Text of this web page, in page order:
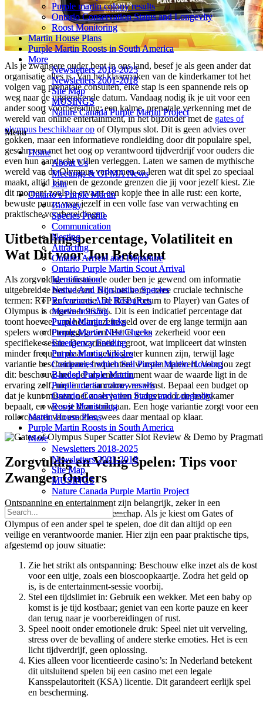
Purple martin colony results
Ontario Conservation Status and Longevity
Roost Monitoring
Martin House Plans
Purple Martin Roosts in South America
More
Newsletters 2018-2025
Newsletters 2001-2018
Site Map
MUSINGS
Nature Canada Purple Martin Project
Menu
Home
About Us
Meetings & OPMA News
Join
Ontario’s Purple Martin
Biology
Species Profile
Communication
Nesting
Attracting
Ontario Arrival and Departure
Ontario Purple Martin Scout Arrival
Identification
Native And Non-native Species
References And Resources
Martin housing
Purple Martin Links
Purple Martin Nest Checks
Emergency Feeding
Purple Martin Articles
Companies which Sell Purple Martin Housing
Banded Purple Martin
Purple martin colony results
Ontario Conservation Status and Longevity
Roost Monitoring
Martin House Plans
Purple Martin Roosts in South America
More
Newsletters 2018-2025
Newsletters 2001-2018
Site Map
MUSINGS
Nature Canada Purple Martin Project
Purple martin colony results
Ontario Conservation Status and Longevity
Roost Monitoring
Martin House Plans
Purple Martin Roosts in South America
More
Newsletters 2018-2025
Newsletters 2001-2018
Site Map
MUSINGS
Nature Canada Purple Martin Project
Menu
Home
About Us
Meetings & OPMA News
Join
Ontario’s Purple Martin
Biology
Species Profile
Communication
Nesting
Attracting
Ontario Arrival and Departure
Ontario Purple Martin Scout Arrival
Identification
Native And Non-native Species
References And Resources
Martin housing
Purple Martin Links
Purple Martin Nest Checks
Emergency Feeding
Purple Martin Articles
Companies which Sell Purple Martin Housing
Banded Purple Martin
Purple martin colony results
Ontario Conservation Status and Longevity
Roost Monitoring
Martin House Plans
Purple Martin Roosts in South America
More
Newsletters 2018-2025
Newsletters 2001-2018
Site Map
MUSINGS
Nature Canada Purple Martin Project
Als je zwangere ouder bent in ons land, besef je als geen ander dat
organisatie alles is. Van het klaarmaken van de kinderkamer tot het
volgen van prenatale consulten, elke stap is een spannende reis op
weg naar de uitgerekende datum. Vandaag nodig ik je uit voor een
ander soort voorbereiding: een kalme, prenatale verkenning met de
wereld van online entertainment, in het bijzonder met de gates of
olympus beschikbaar op of Olympus slot. Dit is geen advies over
gokken, maar een informatieve rondleiding door dit populaire spel,
geschreven met het oog op verantwoord tijdverdrijf voor ouders die
even hun aandacht willen verleggen. Laten we samen de mythische
wereld van de Olympus verkennen en leren wat dit spel zo speciaal
maakt, altijd binnen de gezonde grenzen die jij voor jezelf kiest. Zie
dit moment zoals je ervaart een kopje thee in alle rust: een korte,
bewuste pauze voor jezelf in een volle fase van verwachting en
praktische voorbereidingen.
Uitbetalingspercentage, Volatiliteit en
Wat Dit voor Jou Betekent
Als zorgvuldige aanstaande ouder ben je gewend om informatie
uitgebreid te bestuderen. Bij slots horen twee cruciale technische
termen: RTP en variantie. De RTP (Return to Player) van Gates of
Olympus is ongeveer 96.5%. Dit is een indicatief percentage dat
toont hoeveel van het ingezette geld over de erg lange termijn aan
spelers wordt teruggegeven. Het is geen zekerheid voor een
specifieke sessie. De variantie is groot, wat impliceert dat winsten
minder frequent maar mogelijk groter kunnen zijn, terwijl lage
variantie bescheidener, frequentere winsten oplevert. Voor jou zegt
dit: beschouw het spel als entertainment waar de waarde ligt in de
ervaring zelf, niet in de aanname van winst. Bepaal een budget op
dat je kunt missen, net zoals je een budget voor de babykamer
bepaalt, en wees je daar strikt aan. Een hoge variantie zorgt voor een
rollercoaster van emoties, wees daar mentaal op klaar.
Zorgvuldig en Veilig Spelen: Tips voor
Zwanger Ouders
Ontspanning en entertainment zijn belangrijk, zeker in een
bijzondere tijd als een zwangerschap. Als je kiest om Gates of
Olympus of een ander spel te spelen, doe dit dan altijd op een
veilige en verantwoorde manier. Hier zijn een paar praktische tips,
afgestemd op jouw situatie:
Zie het strikt als ontspanning: Beschouw elke inzet als de kost
voor een uitje, zoals een bioscoopkaartje. Zodra het geld op
is, is de entertainment-sessie voorbij.
Stel een tijdslimiet in: Gebruik een wekker. Met een baby op
komst is je tijd kostbaar; geniet van een korte pauze en keer
dan terug naar je voorbereidingen of rust.
Speel nooit onder emotionele druk: Speel niet uit verveling,
stress over de bevalling of andere sterke emoties. Het is een
licht tijdverdrijf, geen oplossing.
Kies alleen voor licentieerde casino’s: In Nederland betekent
dit uitsluitend spelen bij een casino met een legale
Kansspelautoriteit (KSA) licentie. Dit garandeert eerlijk spel
en bescherming.